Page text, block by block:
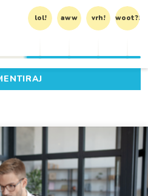
lol! aww vrh! woot?!